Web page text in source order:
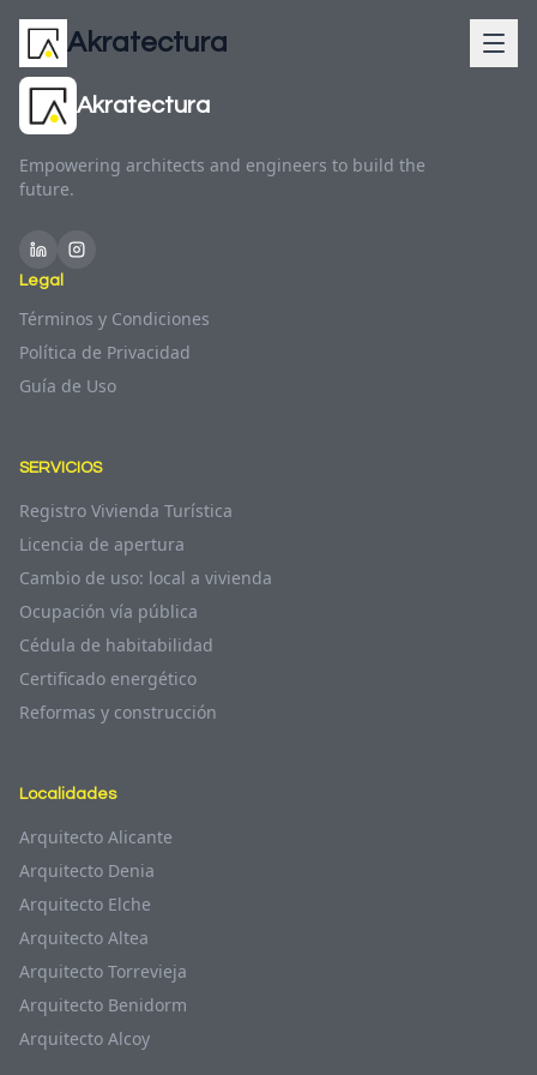
Akratectura
Akratectura
Empowering architects and engineers to build the
future.
Legal
Términos y Condiciones
Política de Privacidad
Guía de Uso
SERVICIOS
Registro Vivienda Turística
Licencia de apertura
Cambio de uso: local a vivienda
Ocupación vía pública
Cédula de habitabilidad
Certificado energético
Reformas y construcción
Localidades
Arquitecto Alicante
Arquitecto Denia
Arquitecto Elche
Arquitecto Altea
Arquitecto Torrevieja
Arquitecto Benidorm
Arquitecto Alcoy